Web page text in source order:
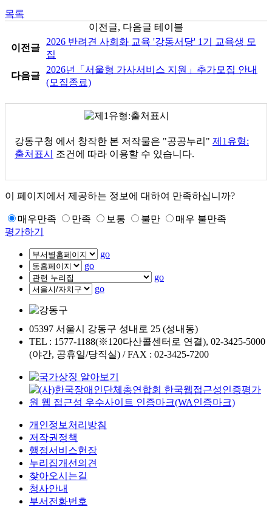
목록
이전글, 다음글 테이블
이전글
2026 반려견 사회화 교육 '강동서당' 1기 교육생 모
집
다음글
2026년「서울형 가사서비스 지원」추가모집 안내
(모집종료)
강동구청 에서 창작한 본 저작물은 "공공누리" 제1유형:
출처표시
조건에 따라 이용할 수 있습니다.
이 페이지에서 제공하는 정보에 대하여 만족하십니까?
매우만족 만족 보통 불만
매우 불만족
평가하기
go
go
go
go
05397 서울시 강동구 성내로 25 (성내동)
TEL : 1577-1188(※120다산콜센터로 연결), 02-3425-5000
(야간, 공휴일/당직실) / FAX : 02-3425-7200
개인정보처리방침
저작권정책
행정서비스헌장
누리집개선의견
찾아오시는길
청사안내
부서전화번호